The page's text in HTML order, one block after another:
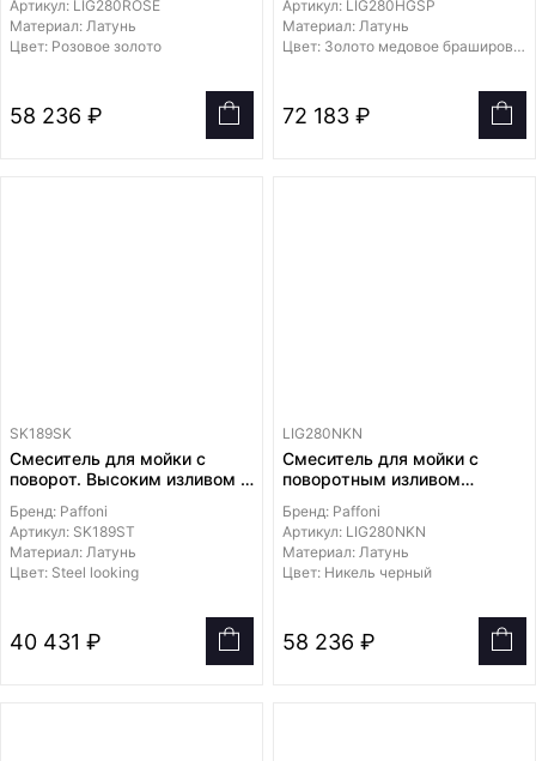
Артикул: LIG280ROSE
Материал: Латунь
Цвет: Розовое золото
58 236 ₽
Артикул: LIG280HGSP
Материал: Латунь
Цвет: Золото медовое брашированное
72 183 ₽
SK189SK
Смеситель для мойки с
поворот. Высоким изливом и
Бренд: Paffoni
Артикул: SK189ST
Материал: Латунь
Цвет: Steel looking
40 431 ₽
LIG280NKN
Смеситель для мойки с
поворотным изливом
Бренд: Paffoni
Артикул: LIG280NKN
Материал: Латунь
Цвет: Никель черный
58 236 ₽